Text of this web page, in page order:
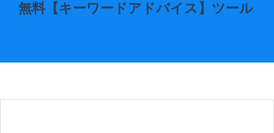
無料【キーワードアドバイス】ツール